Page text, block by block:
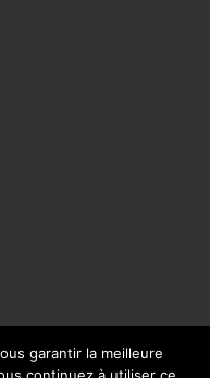
garantir la meilleure